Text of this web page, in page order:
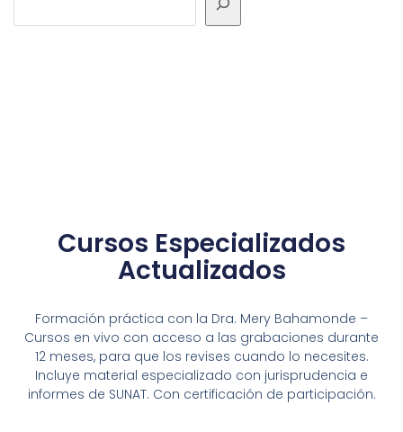
Cursos Especializados
Actualizados
Formación práctica con la Dra. Mery Bahamonde –
Cursos en vivo con acceso a las grabaciones durante
12 meses, para que los revises cuando lo necesites.
Incluye material especializado con jurisprudencia e
informes de SUNAT. Con certificación de participación.